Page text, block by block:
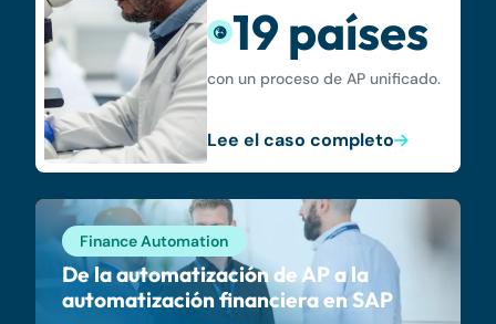
19 países
con un proceso de AP unificado.
Lee el caso completo
Finance Automation
De la automatización de AP a la
automatización financiera en SAP